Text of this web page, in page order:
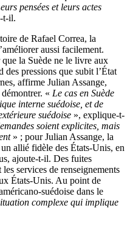
pensées et leurs actes
t-il.
de Rafael Correa, la
aussi facilement.
que la Suède ne le livre aux
des pressions que subit l’État
affirme Julian Assange,
« Le cas en Suède
interne suédoise, et de
suédoise », explique-t-
soient explicites, mais
» ; pour Julian Assange, la
allié fidèle des États-Unis, en
ajoute-t-il. Des fuites
services de renseignements
États-Unis. Au point de
suédoise dans le
complexe qui implique